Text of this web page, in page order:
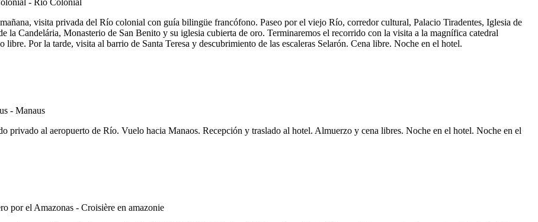
visita privada del Río colonial con guía bilingüe francófono. Paseo por el viejo Río, corredor cultural, Palacio Tiradentes, Iglesia de
la Candelária, Monasterio de San Benito y su iglesia cubierta de oro. Terminaremos el recorrido con la visita a la magnífica catedral
Por la tarde, visita al barrio de Santa Teresa y descubrimiento de las escaleras Selarón. Cena libre. Noche en el hotel.
privado al aeropuerto de Río. Vuelo hacia Manaos. Recepción y traslado al hotel. Almuerzo y cena libres. Noche en el hotel. Noche en el